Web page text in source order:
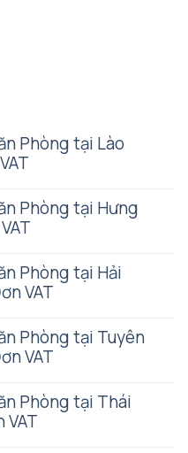
Phòng tại Lào
Phòng tại Hưng
Phòng tại Hải
VAT
Phòng tại Tuyên
VAT
Phòng tại Thái